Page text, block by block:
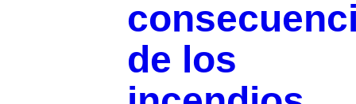
de los